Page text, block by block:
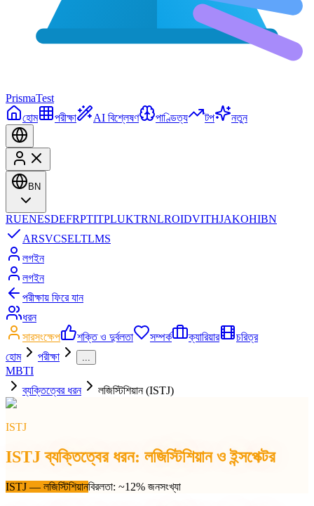
PrismaTest
হোম
পরীক্ষা AI বিশ্লেষণ পাণ্ডিত্য টপ নতুন
BN
RUENESDEFRPTITPLUKTRNLROIDVITHJAKOHIBN
ARSVCSELTLMS
লগইন
লগইন
পরীক্ষায় ফিরে যান
ধরন
সারসংক্ষেপ
শক্তি ও দুর্বলতা সম্পর্ক ক্যারিয়ার
চরিত্র
হোম
পরীক্ষা ...
MBTI
ব্যক্তিত্বের ধরন
লজিস্টিশিয়ান (ISTJ)
ISTJ
ISTJ ব্যক্তিত্বের ধরন: লজিস্টিশিয়ান ও ইন্সপেক্টর
ISTJ — লজিস্টিশিয়ানবিরলতা: ~12% জনসংখ্যা